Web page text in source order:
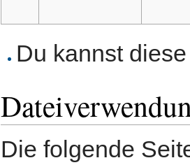
Du kannst
Die folgende